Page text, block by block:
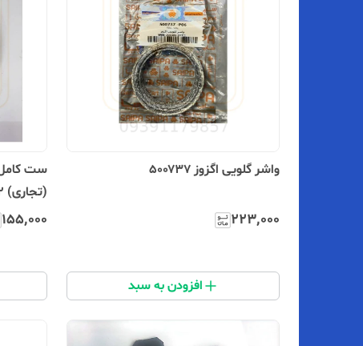
واشر گلویی اگزوز ۵۰۰۷۳۷
۲۲۳٬۰۰۰
افزودن به سبد
ست کامل
(تجاری) 563472
۱۵۵٬۰۰۰